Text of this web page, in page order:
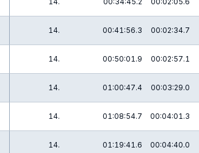
14. 00:41:56.3 00:02:34.7
14. 00:50:01.9 00:02:57.1
14. 01:00:47.4 00:03:29.0
14. 01:08:54.7 00:04:01.3
14. 01:19:41.6 00:04:40.0